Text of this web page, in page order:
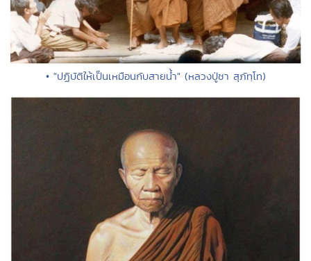
• "ปฏิบัติให้เป็นเหมือนกับสายน้ำ" (หลวงปู่ชา สุภัทฺโท)